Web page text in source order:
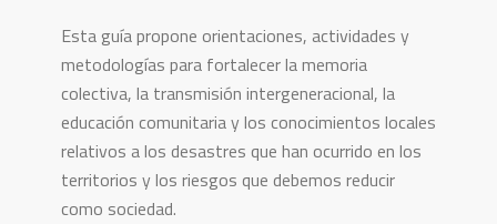
Esta guía propone orientaciones, actividades y
metodologías para fortalecer la memoria
colectiva, la transmisión intergeneracional, la
educación comunitaria y los conocimientos locales
relativos a los desastres que han ocurrido en los
territorios y los riesgos que debemos reducir
como sociedad.